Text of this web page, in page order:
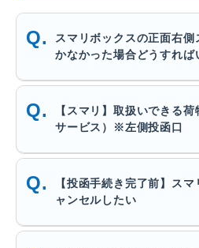
スマリボックスの正面右
かなかった場合どうすれば
【スマリ】取扱いできる
サービス）※左側投函口
【投函手続き完了前】ス
ャンセルしたい